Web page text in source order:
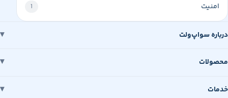
امنیت 1
درباره سواپ‌ولت
محصولات
خدمات